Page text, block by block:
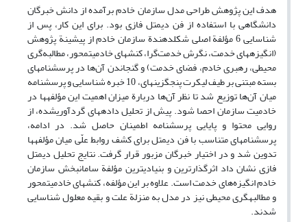
هدف این پژوهش طراحی مدل سازمان خادم برآمده از دانش خبرگان
دانشگاهی با استفاده از فن دیمتل فازی بود. برای این کار، پس از
شناسایی 6 مؤلفة اصلی شکل‏دهندة سازمان خادم از پیشینة پژوهش
(انگیزه‏های خدمت، نگرش خدمت‌گرا، کنش‏های خادمیت‏محور، مطالبه‌گری
محیطی، رهبری خادم، فضای خدمت) و گنجاندن آن‌ها در پرسشنامه‏ای
بسته مبتنی بر طیف لیکرت پنج‏گزینه‏ای، 10 خبره شناسایی و پرسشنامه
میان آن‌ها توزیع شد تا نظر آن‌ها دربارة میزان اهمیت این مؤلفه‏ها در
خادمیت سازمان احصا شود. پیش از تحلیل داده‏های گردآوری‏شده، از
روایی محتوا و پایایی پرسشنامه اطمینان حاصل شد. در ادامه،
پرسشنامه‏ای متناسب با فن دیمتل برای کشف روابط علّی میان مؤلفه‏ها
تدوین شد و در اختیار خبرگان مزبور قرار گرفت. نتایج تحلیل دیمتل
فازی نشان داد اثرگذارترین و بنیادی‏ترین مؤلفة سامان‏بخش سازمان
خادم انگیزه‌های خدمت است. علاوه بر این مؤلفه، کنش‏های خادمیت‏محور
و مطالبه‏گری محیطی نیز در مدل به منزلة علت و بقیه معلول شناسایی
شدند.